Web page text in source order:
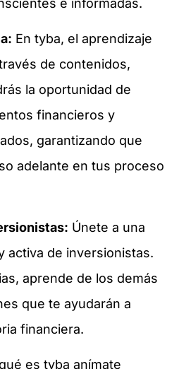
e informadas.
En tyba, el aprendizaje
de contenidos,
la oportunidad de
financieros y
garantizando que
adelante en tus proceso
Únete a una
activa de inversionistas.
aprende de los demás
que te ayudarán a
financiera.
es tyba anímate